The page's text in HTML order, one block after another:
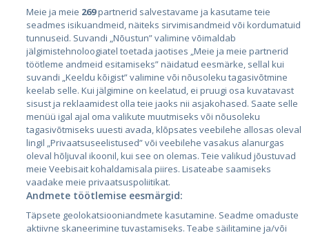
Страны
Эстония
Латвия
Литва
City24.lv
City24.ee
CVbankas.lt
Kainos.lt
Meie ja meie 269partnerid salvestavame ja kasutame teie
seadmes isikuandmeid, näiteks sirvimisandmeid või kordumatuid
tunnuseid. Suvandi „Nõustun” valimine võimaldab
jälgimistehnoloogiatel toetada jaotises „Meie ja meie partnerid
töötleme andmeid esitamiseks” näidatud eesmärke, sellal kui
suvandi „Keeldu kõigist” valimine või nõusoleku tagasivõtmine
keelab selle. Kui jälgimine on keelatud, ei pruugi osa kuvatavast
sisust ja reklaamidest olla teie jaoks nii asjakohased. Saate selle
menüü igal ajal oma valikute muutmiseks või nõusoleku
tagasivõtmiseks uuesti avada, klõpsates veebilehe allosas oleval
lingil „Privaatsuseelistused” või veebilehe vasakus alanurgas
oleval hõljuval ikoonil, kui see on olemas. Teie valikud jõustuvad
meie Veebisait kohaldamisala piires. Lisateabe saamiseks
vaadake meie privaatsuspoliitikat.
Andmete töötlemise eesmärgid:
Täpsete geolokatsiooniandmete kasutamine. Seadme omaduste
aktiivne skaneerimine tuvastamiseks. Teabe säilitamine ja/või